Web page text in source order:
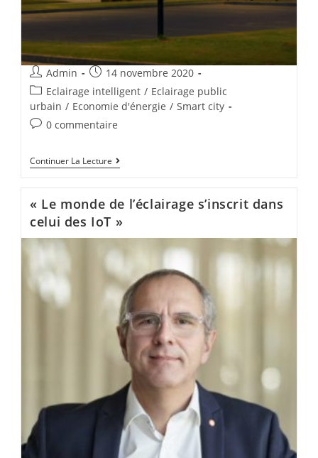
Admin
14 novembre 2020
Eclairage intelligent / Eclairage public
urbain / Economie d'énergie / Smart city
0 commentaire
Continuer La Lecture
« Le monde de l’éclairage s’inscrit dans
celui des IoT »